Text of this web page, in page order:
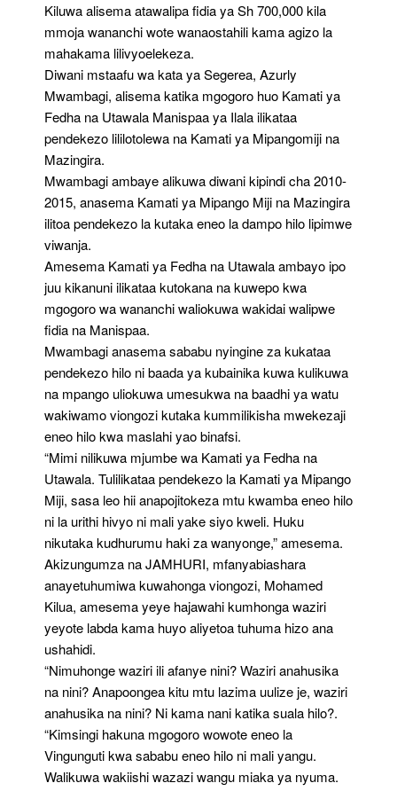
Kiluwa alisema atawalipa fidia ya Sh 700,000 kila
mmoja wananchi wote wanaostahili kama agizo la
mahakama lilivyoelekeza.
Diwani mstaafu wa kata ya Segerea, Azurly
Mwambagi, alisema katika mgogoro huo Kamati ya
Fedha na Utawala Manispaa ya Ilala ilikataa
pendekezo lililotolewa na Kamati ya Mipangomiji na
Mazingira.
Mwambagi ambaye alikuwa diwani kipindi cha 2010-
2015, anasema Kamati ya Mipango Miji na Mazingira
ilitoa pendekezo la kutaka eneo la dampo hilo lipimwe
viwanja.
Amesema Kamati ya Fedha na Utawala ambayo ipo
juu kikanuni ilikataa kutokana na kuwepo kwa
mgogoro wa wananchi waliokuwa wakidai walipwe
fidia na Manispaa.
Mwambagi anasema sababu nyingine za kukataa
pendekezo hilo ni baada ya kubainika kuwa kulikuwa
na mpango uliokuwa umesukwa na baadhi ya watu
wakiwamo viongozi kutaka kummilikisha mwekezaji
eneo hilo kwa maslahi yao binafsi.
“Mimi nilikuwa mjumbe wa Kamati ya Fedha na
Utawala. Tulilikataa pendekezo la Kamati ya Mipango
Miji, sasa leo hii anapojitokeza mtu kwamba eneo hilo
ni la urithi hivyo ni mali yake siyo kweli. Huku
nikutaka kudhurumu haki za wanyonge,” amesema.
Akizungumza na JAMHURI, mfanyabiashara
anayetuhumiwa kuwahonga viongozi, Mohamed
Kilua, amesema yeye hajawahi kumhonga waziri
yeyote labda kama huyo aliyetoa tuhuma hizo ana
ushahidi.
“Nimuhonge waziri ili afanye nini? Waziri anahusika
na nini? Anapoongea kitu mtu lazima uulize je, waziri
anahusika na nini? Ni kama nani katika suala hilo?.
“Kimsingi hakuna mgogoro wowote eneo la
Vingunguti kwa sababu eneo hilo ni mali yangu.
Walikuwa wakiishi wazazi wangu miaka ya nyuma.